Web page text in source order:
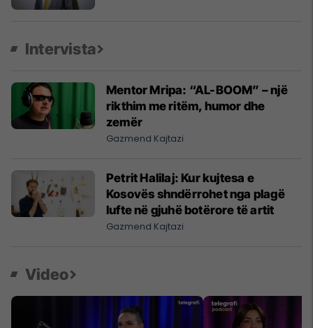
Intervista
Mentor Mripa: “AL-BOOM” – një
rikthim me ritëm, humor dhe
zemër
Gazmend Kajtazi
Petrit Halilaj: Kur kujtesa e
Kosovës shndërrohet nga plagë
lufte në gjuhë botërore të artit
Gazmend Kajtazi
Video